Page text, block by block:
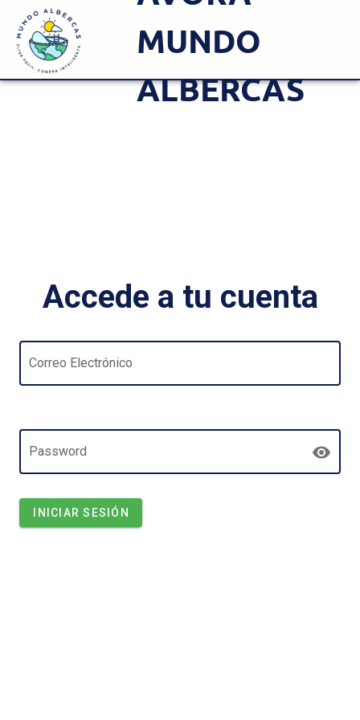
MUNDO
ALBERCAS
Accede a tu cuenta
Correo Electrónico
Password
INICIAR SESIÓN